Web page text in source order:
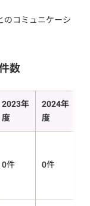
のコミュニケーシ
数
2023年
度
2024年
度
0件 0件